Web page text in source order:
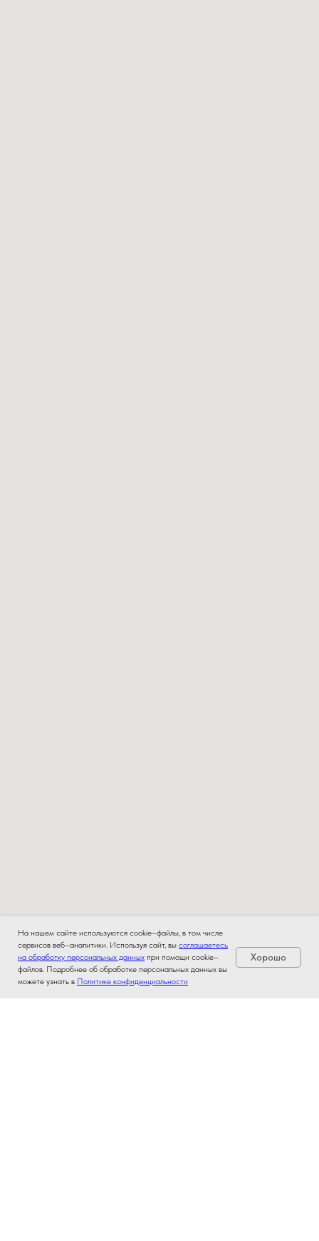
На нашем сайте используются cookie–файлы, в том числе
сервисов веб–аналитики. Используя сайт, вы соглашаетесь
на обработку персональных данных при помощи cookie–
файлов. Подробнее об обработке персональных данных вы
можете узнать в Политике конфиденциальности
Хорошо